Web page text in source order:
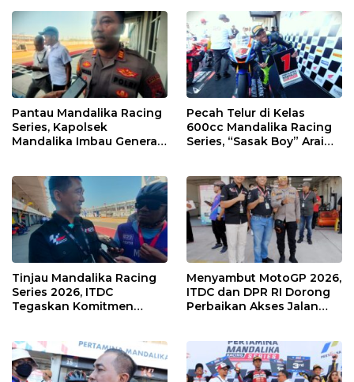
Pantau Mandalika Racing
Series, Kapolsek
Mandalika Imbau Generasi
Pecah Telur di Kelas
600cc Mandalika Racing
Series, “Sasak Boy” Arai
Tinjau Mandalika Racing
Series 2026, ITDC
Tegaskan Komitmen
Kawasan
Menyambut MotoGP 2026,
ITDC dan DPR RI Dorong
Perbaikan Akses Jalan